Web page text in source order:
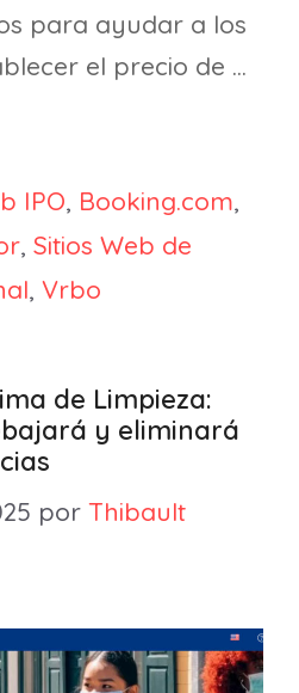
para ayudar a los
el precio de …
IPO, Booking.com,
, Sitios Web de
, Vrbo
de Limpieza:
y eliminará
por Thibault